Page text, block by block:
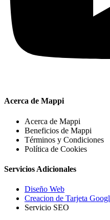
Acerca de Mappi
Acerca de Mappi
Beneficios de Mappi
Términos y Condiciones
Política de Cookies
Servicios Adicionales
Diseño Web
Creacion de Tarjeta
Servicio SEO